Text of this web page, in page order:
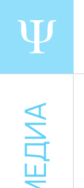
содержанию